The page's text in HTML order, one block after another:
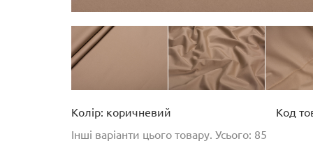
Колір: коричневий
Код
Інші варіанти цього товару. Усього: 85